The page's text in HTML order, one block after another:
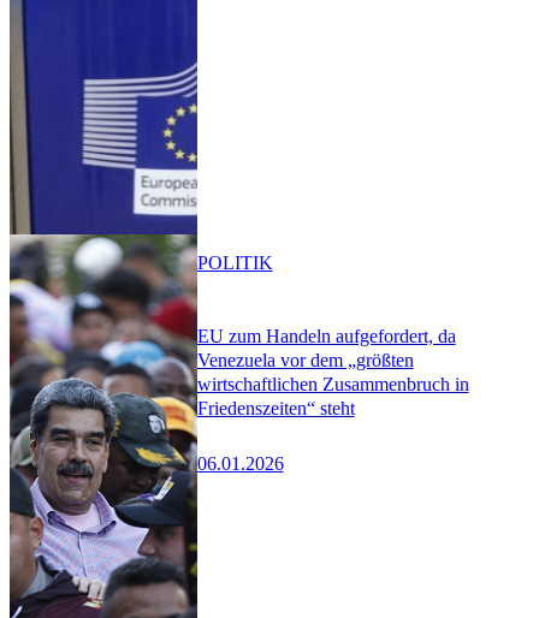
EU zum Handeln aufgefordert, da
Venezuela vor dem „größten
wirtschaftlichen Zusammenbruch in
Friedenszeiten“ steht
06.01.2026
POLITIK